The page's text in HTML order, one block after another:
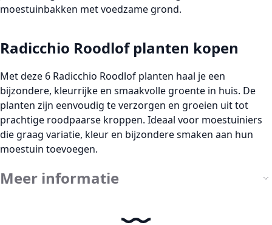
moestuinbakken met voedzame grond.
Radicchio Roodlof planten kopen
Met deze 6 Radicchio Roodlof planten haal je een
bijzondere, kleurrijke en smaakvolle groente in huis. De
planten zijn eenvoudig te verzorgen en groeien uit tot
prachtige roodpaarse kroppen. Ideaal voor moestuiniers
die graag variatie, kleur en bijzondere smaken aan hun
moestuin toevoegen.
Meer informatie